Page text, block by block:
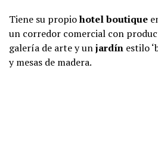
Tiene su propiohotelboutique
un corredor comercial con
galería de arte y unjardín estilo
y mesas de madera.